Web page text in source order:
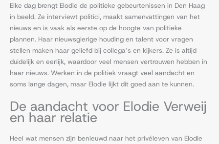
Elke dag brengt Elodie de politieke gebeurtenissen in Den Haag
in beeld. Ze interviewt politici, maakt samenvattingen van het
nieuws en is vaak als eerste op de hoogte van politieke
plannen. Haar nieuwsgierige houding en talent voor vragen
stellen maken haar geliefd bij collega’s en kijkers. Ze is altijd
duidelijk en eerlijk, waardoor veel mensen vertrouwen hebben in
haar nieuws. Werken in de politiek vraagt veel aandacht en
soms lange dagen, maar Elodie lijkt dit goed aan te kunnen.
De aandacht voor Elodie Verweij
en haar relatie
Heel wat mensen zijn benieuwd naar het privéleven van Elodie